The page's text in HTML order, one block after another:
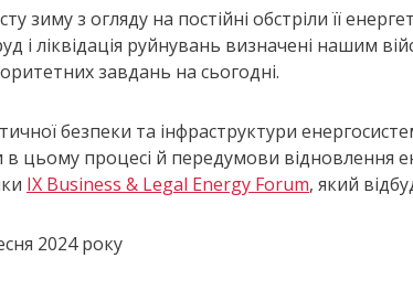
зиму з огляду на постійні обстріли її
і ліквідація руйнувань визначені нашим
завдань на сьогодні.
безпеки та інфраструктури
цьому процесі й передумови відновлення
ІХ Business & Legal Energy Forum, який
2024 року